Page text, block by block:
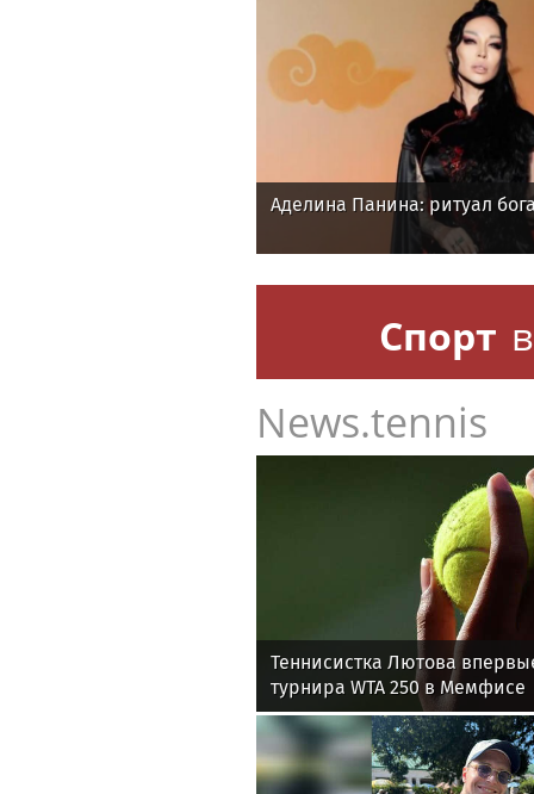
Аделина Панина: ритуал
Спорт
News.tennis
Теннисистка Лютова
турнира WTA 250 в Мемфисе